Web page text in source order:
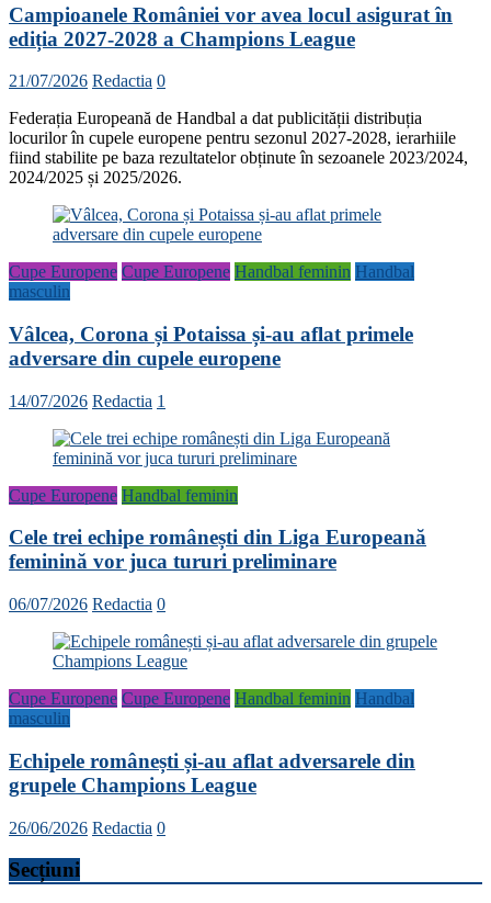
Campioanele României vor avea locul asigurat în
ediția 2027-2028 a Champions League
21/07/2026 Redactia 0
Federația Europeană de Handbal a dat publicității distribuția
locurilor în cupele europene pentru sezonul 2027-2028, ierarhiile
fiind stabilite pe baza rezultatelor obținute în sezoanele 2023/2024,
2024/2025 și 2025/2026.
Cupe Europene Cupe Europene Handbal feminin Handbal
masculin
Vâlcea, Corona și Potaissa și-au aflat primele
adversare din cupele europene
14/07/2026 Redactia 1
Cupe Europene Handbal feminin
Cele trei echipe românești din Liga Europeană
feminină vor juca tururi preliminare
06/07/2026 Redactia 0
Cupe Europene Cupe Europene Handbal feminin Handbal
masculin
Echipele românești și-au aflat adversarele din
grupele Champions League
26/06/2026 Redactia 0
Secțiuni